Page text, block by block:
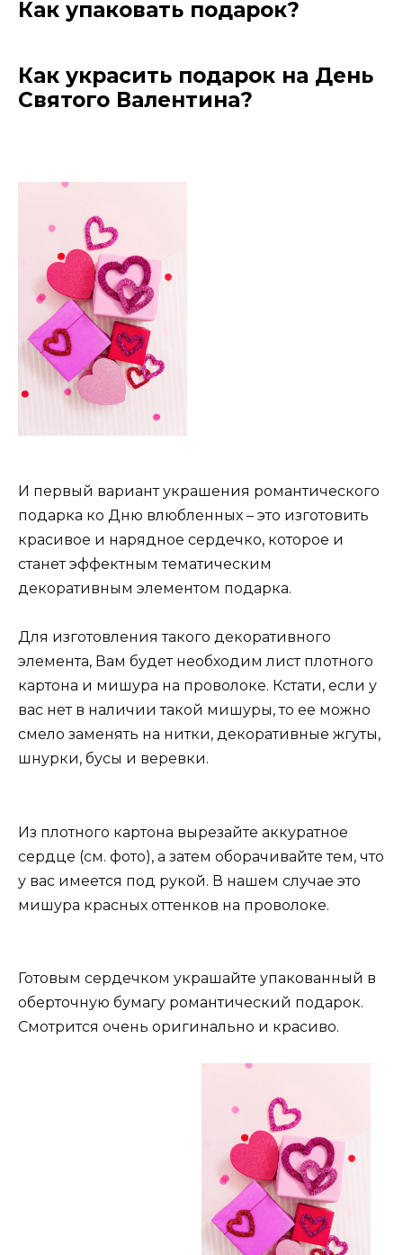
Как упаковать подарок?
Как украсить подарок на День
Святого Валентина?
И первый вариант украшения романтического
подарка ко Дню влюбленных – это изготовить
красивое и нарядное сердечко, которое и
станет эффектным тематическим
декоративным элементом подарка.
Для изготовления такого декоративного
элемента, Вам будет необходим лист плотного
картона и мишура на проволоке. Кстати, если у
вас нет в наличии такой мишуры, то ее можно
смело заменять на нитки, декоративные жгуты,
шнурки, бусы и веревки.
Из плотного картона вырезайте аккуратное
сердце (см. фото), а затем оборачивайте тем, что
у вас имеется под рукой. В нашем случае это
мишура красных оттенков на проволоке.
Готовым сердечком украшайте упакованный в
оберточную бумагу романтический подарок.
Смотрится очень оригинально и красиво.